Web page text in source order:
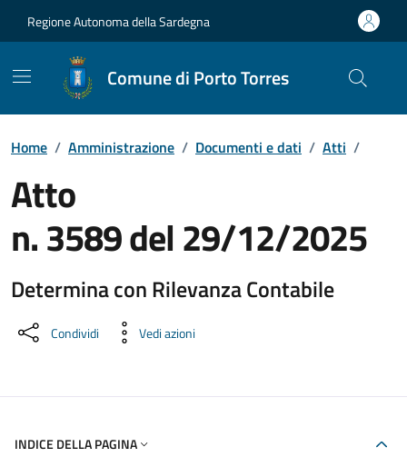
Regione Autonoma della Sardegna
Comune di Porto Torres
Home / Amministrazione / Documenti e dati / Atti /
Atto
n. 3589 del 29/12/2025
Determina con Rilevanza Contabile
Dettaglio del documento
Condividi Vedi azioni
INDICE DELLA PAGINA